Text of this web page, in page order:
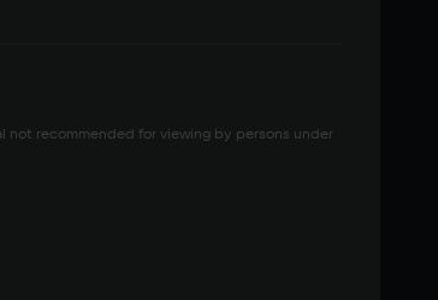
not recommended for viewing by persons under